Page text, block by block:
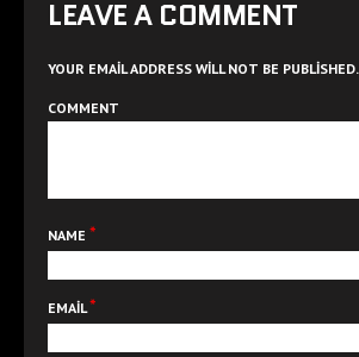
LEAVE A COMMENT
YOUR EMAIL ADDRESS WILL NOT BE PUBLISHED.
COMMENT
NAME *
EMAIL*